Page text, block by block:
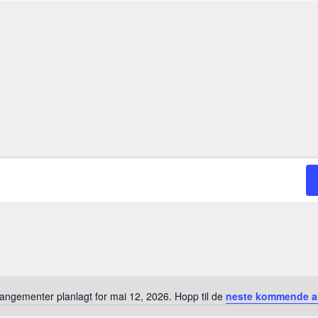
M
planlagt for mai 12, 2026. Hopp til de neste kommende